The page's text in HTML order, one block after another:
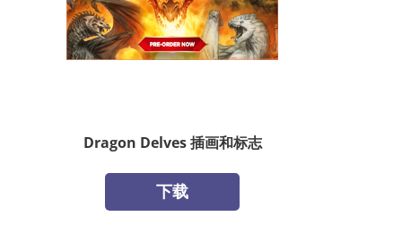
Dragon Delves 插画和标志
下载